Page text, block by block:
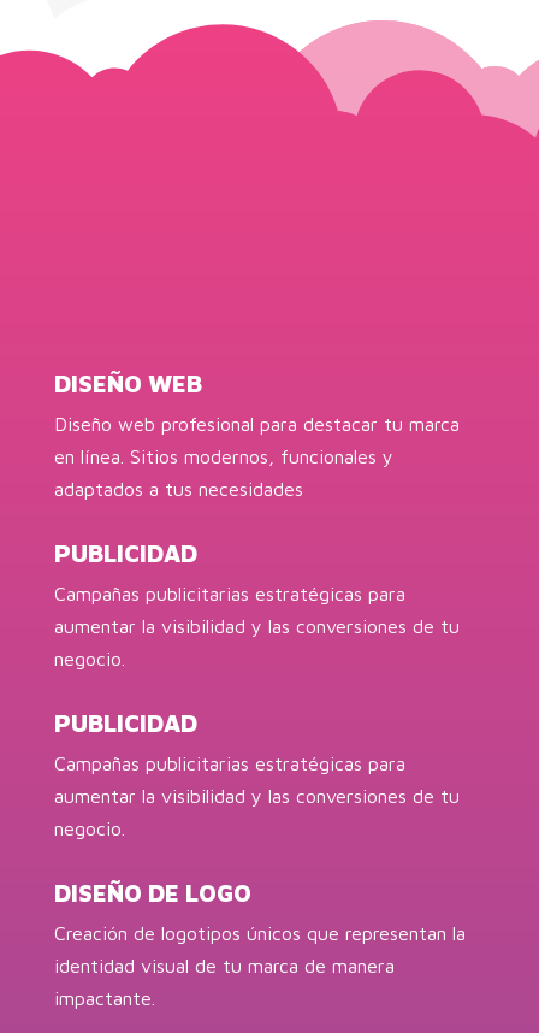
DISEÑO WEB
Diseño web profesional para destacar tu marca
en línea. Sitios modernos, funcionales y
adaptados a tus necesidades
PUBLICIDAD
Campañas publicitarias estratégicas para
aumentar la visibilidad y las conversiones de tu
negocio.
PUBLICIDAD
Campañas publicitarias estratégicas para
aumentar la visibilidad y las conversiones de tu
negocio.
DISEÑO DE LOGO
Creación de logotipos únicos que representan la
identidad visual de tu marca de manera
impactante.